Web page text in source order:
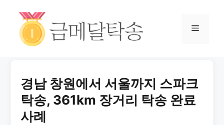
경남 창원에서 서울까지 스파크
탁송, 361km 장거리 탁송 완료
사례